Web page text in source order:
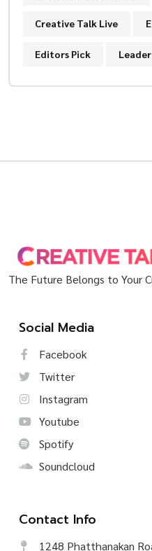
Creative Talk Live
Editors Pick Leader
The Future Belongs to Your
Social Media
Facebook
Twitter
Instagram
Youtube
Spotify
Soundcloud
Contact Info
1248 Phatthanakan